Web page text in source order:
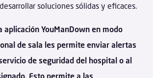
soluciones sólidas y eficaces.
aplicación YouManDown en modo
de sala les permite enviar alertas
de seguridad del hospital o al
Esto permite a las